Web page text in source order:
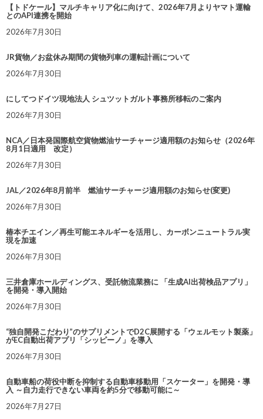
【トドケール】マルチキャリア化に向けて、2026年7月よりヤマト運輸
とのAPI連携を開始
2026年7月30日
JR貨物／お盆休み期間の貨物列車の運転計画について
2026年7月30日
にしてつドイツ現地法人 シュツットガルト事務所移転のご案内
2026年7月30日
NCA／日本発国際航空貨物燃油サーチャージ適用額のお知らせ（2026年
8月1日適用 改定）
2026年7月30日
JAL／2026年8月前半 燃油サーチャージ適用額のお知らせ(変更)
2026年7月30日
椿本チエイン／再生可能エネルギーを活用し、カーボンニュートラル実
現を加速
2026年7月30日
三井倉庫ホールディングス、受託物流業務に 「生成AI出荷検品アプリ」
を開発・導入開始
2026年7月30日
“独自開発こだわり”のサプリメントでD2C展開する「ウェルモット製薬」
がEC自動出荷アプリ「シッピーノ」を導入
2026年7月30日
自動車船の荷役中断を抑制する自動車移動用「スケーター」を開発・導
入 ～自力走行できない車両を約5分で移動可能に～
2026年7月27日